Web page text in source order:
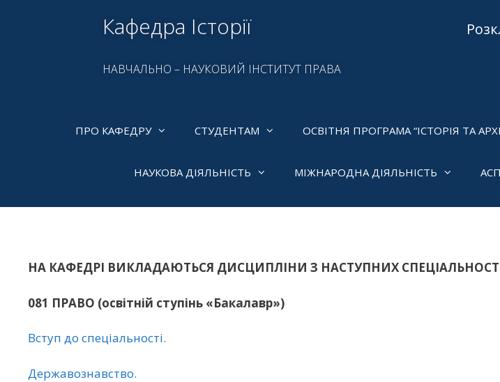
Кафедра Історії
НАВЧАЛЬНО – НАУКОВИЙ ІНСТИТУТ ПРАВА
ПРО КАФЕДРУ СТУДЕНТАМ ОСВІТНЯ ПРОГРАМА “ІСТОРІЯ ТА
НАУКОВА ДІЯЛЬНІСТЬ МІЖНАРОДНА ДІЯЛЬНІСТЬ
НА КАФЕДРІ ВИКЛАДАЮТЬСЯ ДИСЦИПЛІНИ З НАСТУПНИХ
081 ПРАВО (освітній ступінь «Бакалавр»)
Вступ до спеціальності.
Державознавство.